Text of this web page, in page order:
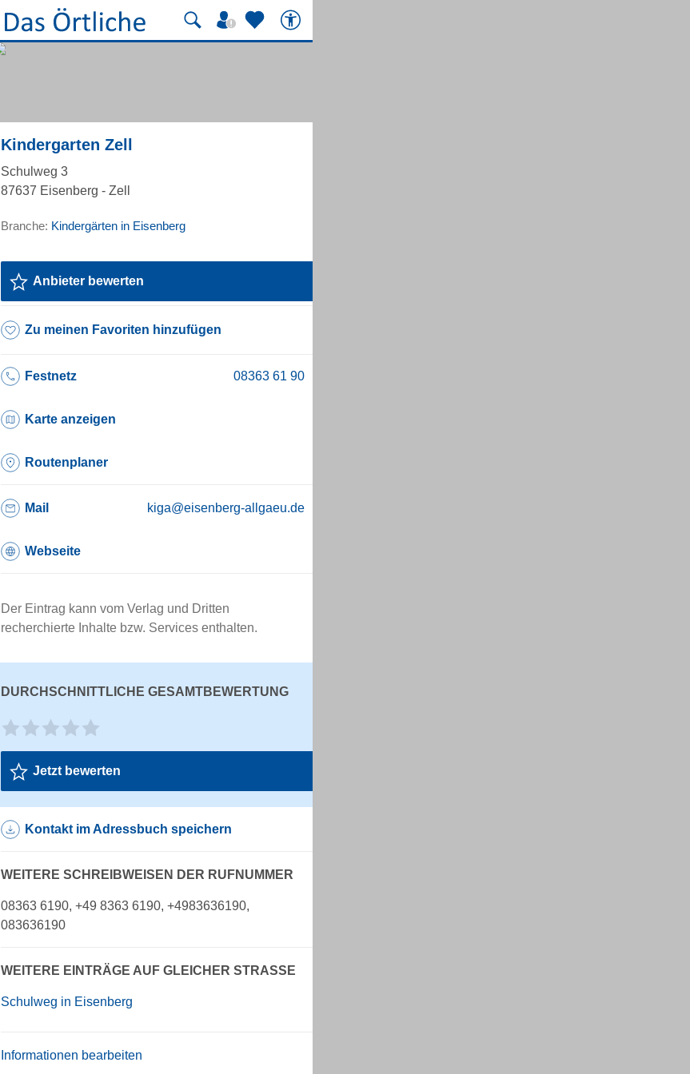
Kindergarten Zell
Schulweg 3
87637 Eisenberg - Zell
Branche: Kindergärten in Eisenberg
Anbieter bewerten
Zu meinen Favoriten hinzufügen
Festnetz
Karte anzeigen
Routenplaner
Mail kiga@eisenberg-allgaeu.de
Webseite
Der Eintrag kann vom Verlag und Dritten
recherchierte Inhalte bzw. Services enthalten.
DURCHSCHNITTLICHE GESAMTBEWERTUNG
Jetzt bewerten
Kontakt im Adressbuch speichern
WEITERE SCHREIBWEISEN DER RUFNUMMER
08363 6190, +49 8363 6190, +4983636190,
083636190
WEITERE EINTRÄGE AUF GLEICHER STRASSE
Schulweg in Eisenberg
Informationen bearbeiten